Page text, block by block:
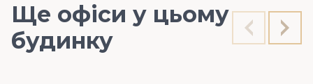
Ще офіси у цьому
будинку